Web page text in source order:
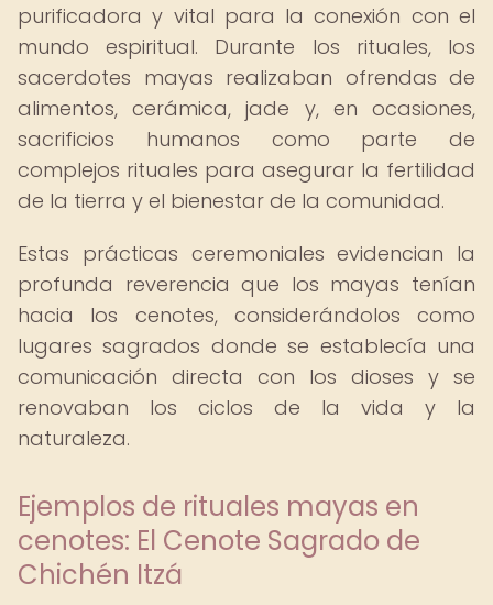
purificadora y vital para la conexión con el
mundo espiritual. Durante los rituales, los
sacerdotes mayas realizaban ofrendas de
alimentos, cerámica, jade y, en ocasiones,
sacrificios humanos como parte de
complejos rituales para asegurar la fertilidad
de la tierra y el bienestar de la comunidad.
Estas prácticas ceremoniales evidencian la
profunda reverencia que los mayas tenían
hacia los cenotes, considerándolos como
lugares sagrados donde se establecía una
comunicación directa con los dioses y se
renovaban los ciclos de la vida y la
naturaleza.
Ejemplos de rituales mayas en
cenotes: El Cenote Sagrado de
Chichén Itzá